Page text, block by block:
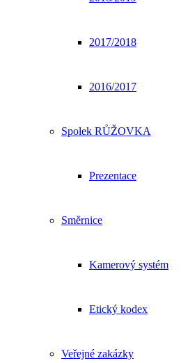
2017/2018
2016/2017
Spolek RŮŽOVKA
Prezentace
Směrnice
Kamerový systém
Etický kodex
Veřejné zakázky